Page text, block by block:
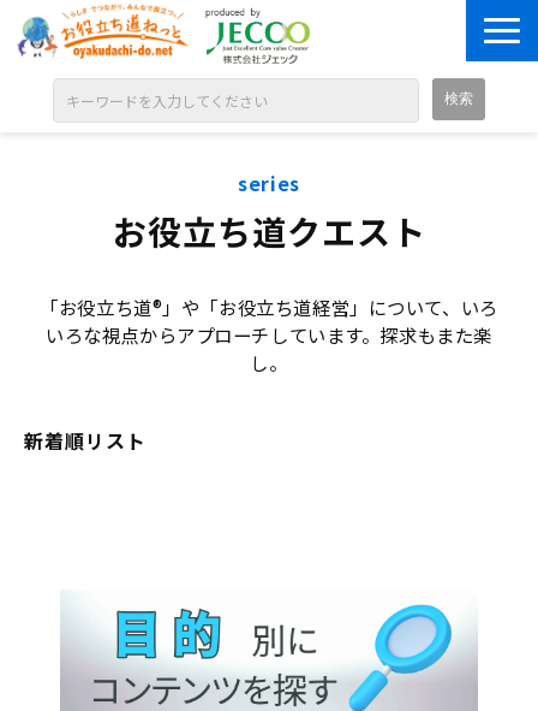
目的別に探す
ジャンル別に探す
OPEN BADGE
GALLERY
series
お役立ち道クエスト
「お役立ち道®」や「お役立ち道経営」について、いろ
いろな視点からアプローチしています。探求もまた楽
し。
新着順リスト